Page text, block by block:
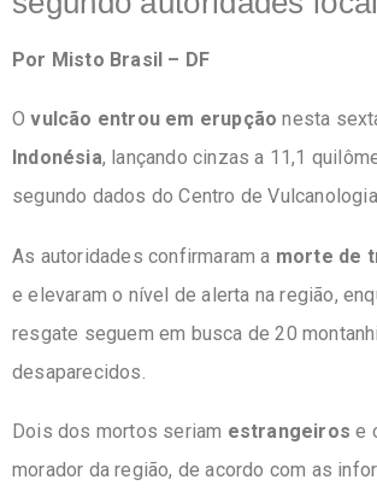
k
Por Misto Brasil – DF
Ovulcão entrou em erupção nesta
Indonésia, lançando cinzas a 11,1
segundo dados do Centro de
As autoridades confirmaram a morte de
e elevaram o nível de alerta na região,
resgate seguem em busca de 20
desaparecidos.
Dois dos mortos seriam estrangeiros e
morador da região, de acordo com as